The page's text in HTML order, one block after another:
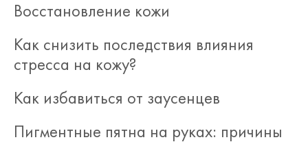
Восстановление кожи
Как снизить последствия влияния
стресса на кожу?
Как избавиться от заусенцев
Пигментные пятна на руках: причины